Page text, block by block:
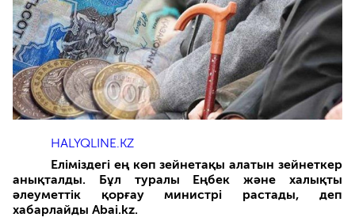
HALYQLINE.KZ
Еліміздегі ең көп зейнетақы алатын зейнеткер
анықталды. Бұл туралы Еңбек және халықты
әлеуметтік қорғау министрі растады, деп
хабарлайды Abai.kz.